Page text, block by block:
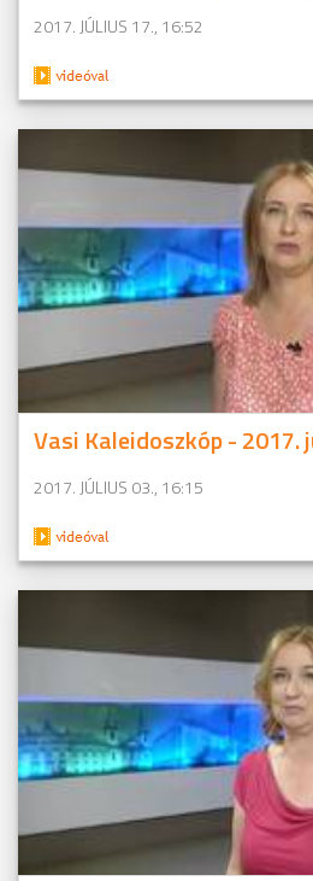
2017. JÚLIUS 17., 16:52
Vasi Kaleidoszkóp - 2017.
2017. JÚLIUS 03., 16:15